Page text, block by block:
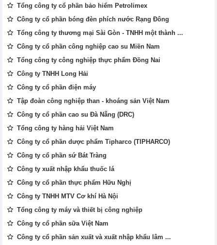
Tổng công ty cổ phần bảo hiểm Petrolimex
Công ty cổ phần bóng đèn phích nước Rạng Đông
Tổng công ty thương mại Sài Gòn - TNHH một thành ...
Công ty cổ phần công nghiệp cao su Miền Nam
Tổng công ty công nghiệp thực phẩm Đồng Nai
Công ty TNHH Long Hải
Công ty cổ phần điện máy
Tập đoàn công nghiệp than - khoáng sản Việt Nam
Công ty cổ phần cao su Đà Nẵng (DRC)
Tổng công ty hàng hải Việt Nam
Công ty cổ phần dược phẩm Tipharco (TIPHARCO)
Công ty cổ phần sứ Bát Tràng
Công ty xuất nhập khẩu thuốc lá
Công ty cổ phần thực phẩm Hữu Nghị
Công ty TNHH MTV Cơ khí Hà Nội
Tổng công ty máy và thiết bị công nghiệp
Công ty cổ phần sữa Việt Nam
Công ty cổ phần sản xuất và xuất nhập khẩu lâm ...